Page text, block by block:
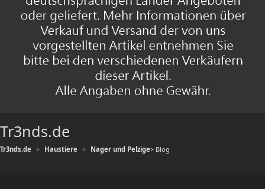
Tr3nds.de
Tr3nds.de Haustiere Nager und Pelzige> Blog